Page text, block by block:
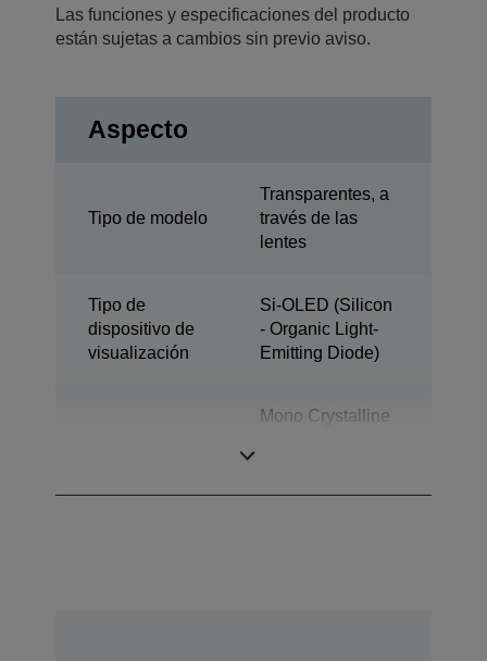
Las funciones y especificaciones del producto
están sujetas a cambios sin previo aviso.
Aspecto
Tipo de modelo
Transparentes, a
través de las
lentes
Tipo de
dispositivo de
visualización
Si-OLED (Silicon
- Organic Light-
Emitting Diode)
Mono Crystalline